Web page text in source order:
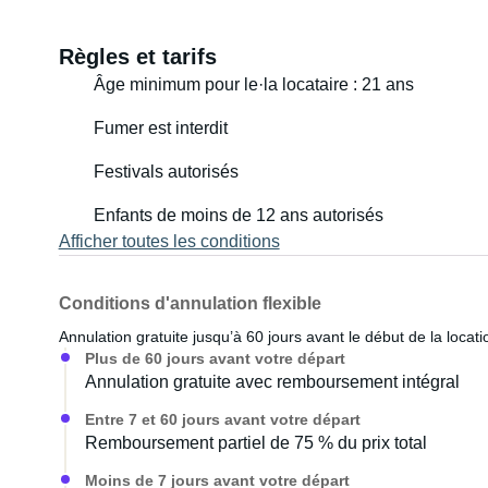
💦 Jusqu'à 56 L d'eau potable – Idéal pour les
🛋 Espace de vie – Sièges confortables, table réglable
🛏 Couchage – Un lit gigogne de 160 x 200 cm avec
télécommande et détecteur de pluie est situé juste au-
inclus au-dessus de la kitchenette, idéal pour cuisiner !
🛋 ⚡ Énergie – Batterie lithium 300 Ah, panneaux
alimenter tout, du sèche-cheveux à l'ordinateur
réparties dans tout le camping-car.
Règles et tarifs
Âge minimum pour le·la locataire : 21 ans
Fumer est interdit
Festivals autorisés
Enfants de moins de 12 ans autorisés
Afficher toutes les conditions
Conditions d'annulation flexible
Annulation gratuite jusqu’à 60 jours avant le début de la
Plus de 60 jours avant votre départ
Annulation gratuite avec remboursement intégral
Entre 7 et 60 jours avant votre départ
Remboursement partiel de 75 % du prix total
Moins de 7 jours avant votre départ